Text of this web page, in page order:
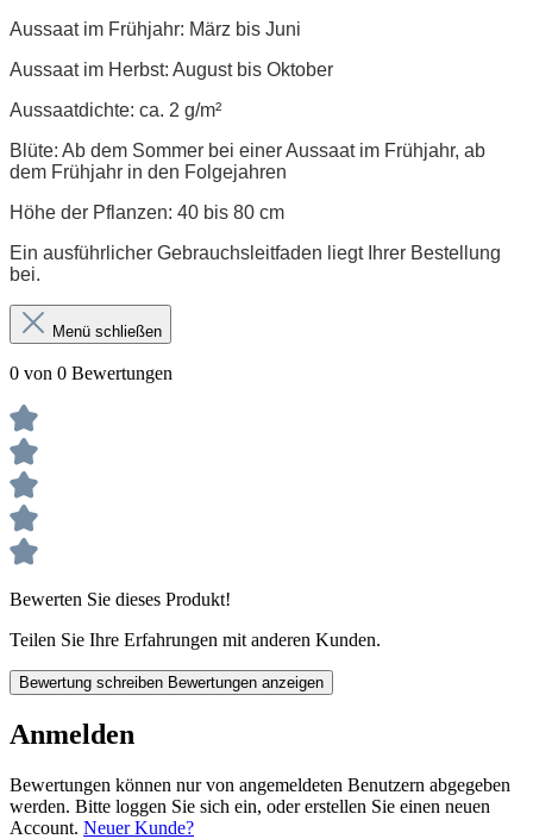
Aussaat im Frühjahr: März bis Juni
Aussaat im Herbst: August bis Oktober
Aussaatdichte: ca. 2 g/m²
Blüte: Ab dem Sommer bei einer Aussaat im Frühjahr, ab
dem Frühjahr in den Folgejahren
Höhe der Pflanzen: 40 bis 80 cm
Ein ausführlicher Gebrauchsleitfaden liegt Ihrer Bestellung
bei.
Menü schließen
0 von 0 Bewertungen
Bewerten Sie dieses Produkt!
Teilen Sie Ihre Erfahrungen mit anderen Kunden.
Bewertung schreiben Bewertungen anzeigen
Anmelden
Bewertungen können nur von angemeldeten Benutzern abgegeben
werden. Bitte loggen Sie sich ein, oder erstellen Sie einen neuen
Account. Neuer Kunde?